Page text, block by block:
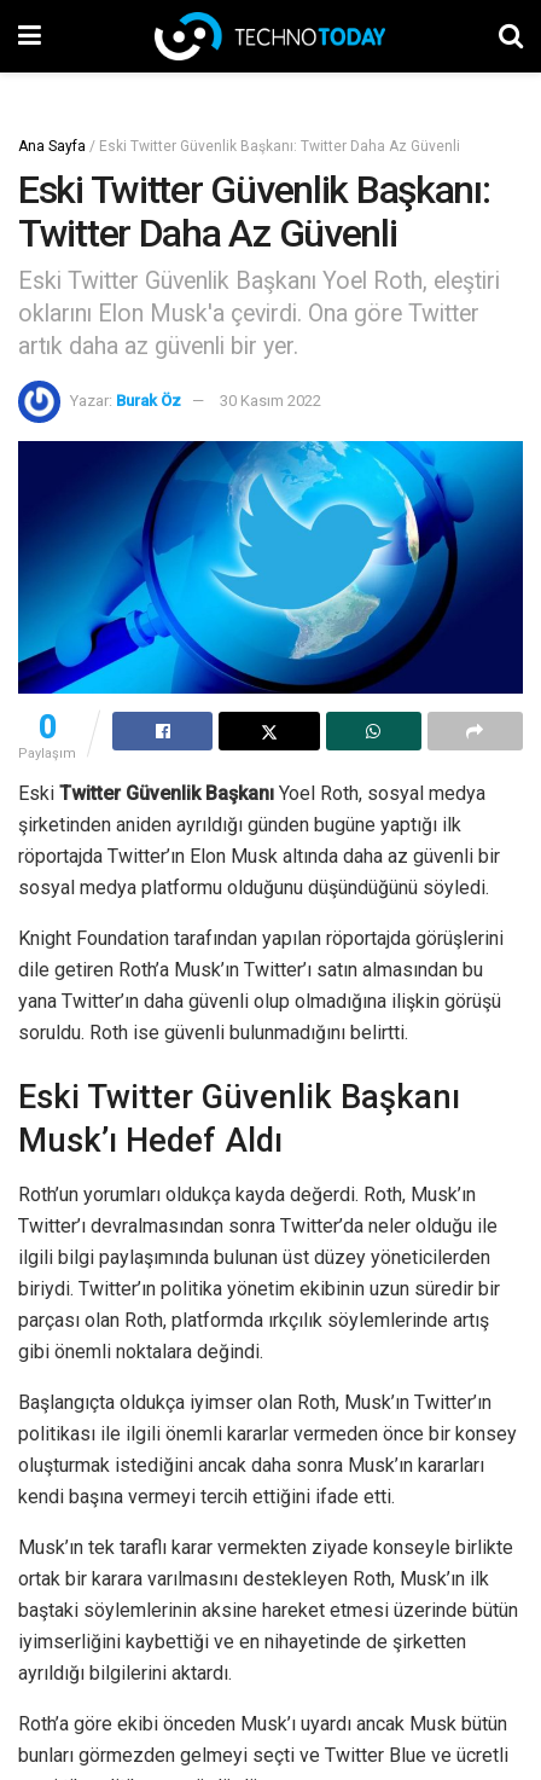
Ana Sayfa / Eski Twitter Güvenlik Başkanı: Twitter Daha Az Güvenli
Eski Twitter Güvenlik Başkanı:
Twitter Daha Az Güvenli
Eski Twitter Güvenlik Başkanı Yoel Roth, eleştiri
oklarını Elon Musk'a çevirdi. Ona göre Twitter
artık daha az güvenli bir yer.
Yazar: Burak Öz 30 Kasım 2022
0
Paylaşım
Eski Twitter Güvenlik Başkanı Yoel Roth, sosyal medya
şirketinden aniden ayrıldığı günden bugüne yaptığı ilk
röportajda Twitter’ın Elon Musk altında daha az güvenli bir
sosyal medya platformu olduğunu düşündüğünü söyledi.
Knight Foundation tarafından yapılan röportajda görüşlerini
dile getiren Roth’a Musk’ın Twitter’ı satın almasından bu
yana Twitter’ın daha güvenli olup olmadığına ilişkin görüşü
soruldu. Roth ise güvenli bulunmadığını belirtti.
Eski Twitter Güvenlik Başkanı
Musk’ı Hedef Aldı
Roth’un yorumları oldukça kayda değerdi. Roth, Musk’ın
Twitter’ı devralmasından sonra Twitter’da neler olduğu ile
ilgili bilgi paylaşımında bulunan üst düzey yöneticilerden
biriydi. Twitter’ın politika yönetim ekibinin uzun süredir bir
parçası olan Roth, platformda ırkçılık söylemlerinde artış
gibi önemli noktalara değindi.
Başlangıçta oldukça iyimser olan Roth, Musk’ın Twitter’ın
politikası ile ilgili önemli kararlar vermeden önce bir konsey
oluşturmak istediğini ancak daha sonra Musk’ın kararları
kendi başına vermeyi tercih ettiğini ifade etti.
Musk’ın tek taraflı karar vermekten ziyade konseyle birlikte
ortak bir karara varılmasını destekleyen Roth, Musk’ın ilk
baştaki söylemlerinin aksine hareket etmesi üzerinde bütün
iyimserliğini kaybettiği ve en nihayetinde de şirketten
ayrıldığı bilgilerini aktardı.
Roth’a göre ekibi önceden Musk’ı uyardı ancak Musk bütün
bunları görmezden gelmeyi seçti ve Twitter Blue ve ücretli